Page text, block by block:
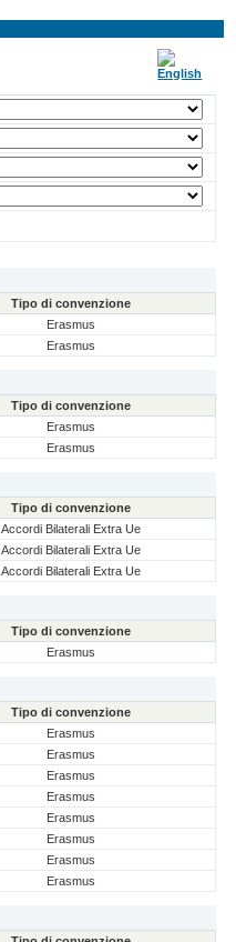
Tipo di convenzione
Erasmus
Erasmus
Tipo di convenzione
Erasmus
Erasmus
Tipo di convenzione
Accordi Bilaterali Extra Ue
Accordi Bilaterali Extra Ue
Accordi Bilaterali Extra Ue
Tipo di convenzione
Erasmus
Tipo di convenzione
Erasmus
Erasmus
Erasmus
Erasmus
Erasmus
Erasmus
Erasmus
Erasmus